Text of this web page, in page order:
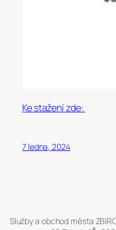
Ke stažení zde:
7 ledna, 2024
Služby a obchod města